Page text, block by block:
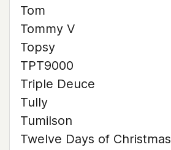
Tom
Tommy V
Topsy
TPT9000
Triple Deuce
Tully
Tumilson
Twelve Days of Christmas